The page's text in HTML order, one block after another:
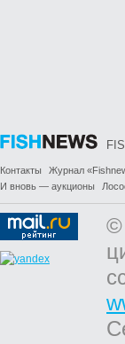
Контакты Журнал
И вновь — аукционы
©